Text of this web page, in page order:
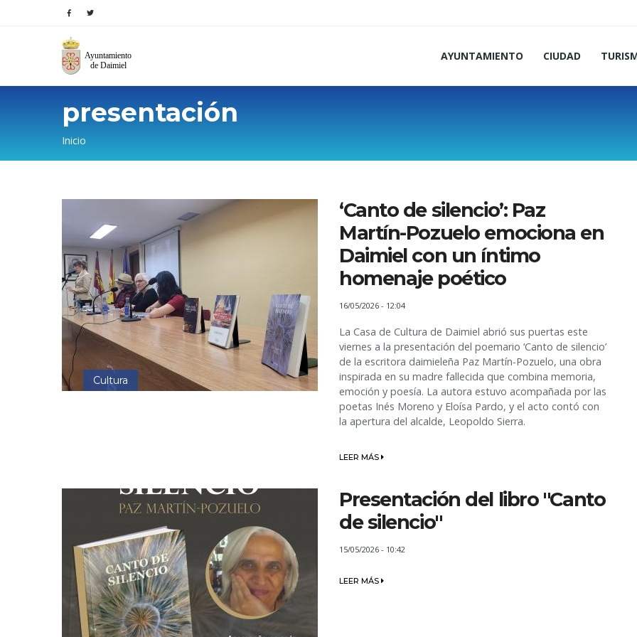
AYUNTAMIENTO CIUDAD
presentación
Sobrescribir
de
ayuda
a
la
navegación
Inicio
Cultura
‘Canto de silencio’: Paz
Martín-Pozuelo emociona en
Daimiel con un íntimo
homenaje poético
16/05/2026 - 12:04
La Casa de Cultura de Daimiel abrió sus puertas este
viernes a la presentación del poemario ‘Canto de silencio’
de la escritora daimieleña Paz Martín-Pozuelo, una obra
inspirada en su madre fallecida que combina memoria,
emoción y poesía. La autora estuvo acompañada por las
poetas Inés Moreno y Eloísa Pardo, y el acto contó con
la apertura del alcalde, Leopoldo Sierra.
LEER MÁS
Presentación del libro "Canto
de silencio"
15/05/2026 - 10:42
LEER MÁS